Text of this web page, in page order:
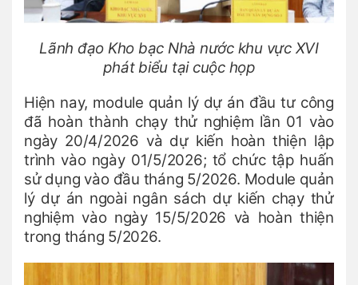
Lãnh đạo Kho bạc Nhà nước khu vực XVI
phát biểu tại cuộc họp
Hiện nay, module quản lý dự án đầu tư công
đã hoàn thành chạy thử nghiệm lần 01 vào
ngày 20/4/2026 và dự kiến hoàn thiện lập
trình vào ngày 01/5/2026; tổ chức tập huấn
sử dụng vào đầu tháng 5/2026. Module quản
lý dự án ngoài ngân sách dự kiến chạy thử
nghiệm vào ngày 15/5/2026 và hoàn thiện
trong tháng 5/2026.